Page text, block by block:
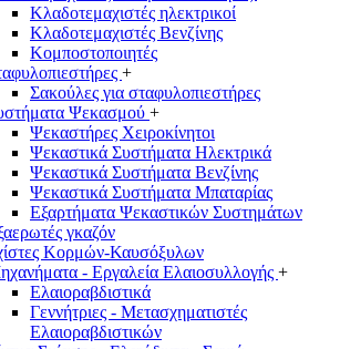
Κλαδοτεμαχιστές ηλεκτρικοί
Κλαδοτεμαχιστές Βενζίνης
Κομποστοποιητές
+
Σακούλες για σταφυλοπιεστήρες
Ψεκασμού +
Ψεκαστήρες Χειροκίνητοι
Ψεκαστικά Συστήματα Ηλεκτρικά
Ψεκαστικά Συστήματα Βενζίνης
Ψεκαστικά Συστήματα Μπαταρίας
Εξαρτήματα Ψεκαστικών Συστημάτων
γκαζόν
Κορμών-Καυσόξυλων
- Εργαλεία Ελαιοσυλλογής +
Ελαιοραβδιστικά
Γεννήτριες - Μετασχηματιστές
Ελαιοραβδιστικών